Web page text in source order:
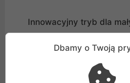
Innowacyjny tryb dla
W przeciwieństwie do wielu
energii, produkt marki
specjalistyczny tryb Always-On.
stabilne i nieprzerwane zasilanie
Dbamy o Twoją